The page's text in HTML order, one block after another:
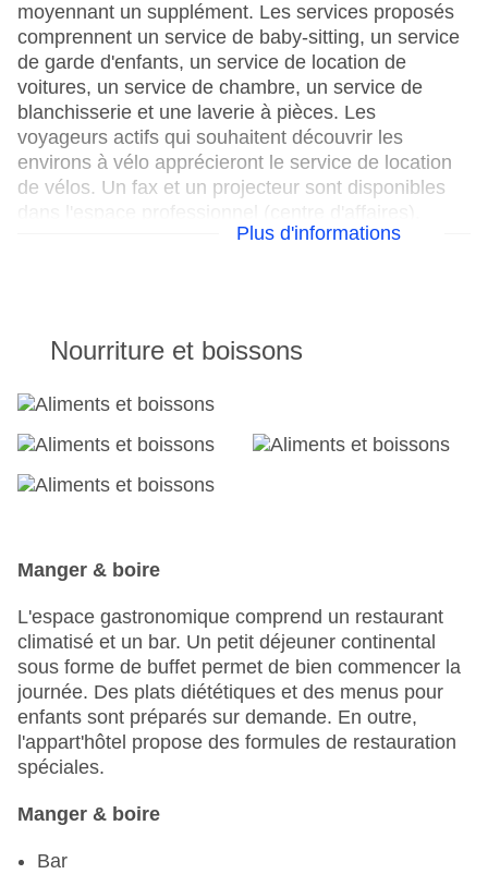
moyennant un supplément. Les services proposés
comprennent un service de baby-sitting, un service
de garde d'enfants, un service de location de
voitures, un service de chambre, un service de
blanchisserie et une laverie à pièces. Les
voyageurs actifs qui souhaitent découvrir les
environs à vélo apprécieront le service de location
de vélos. Un fax et un projecteur sont disponibles
dans l'espace professionnel (centre d'affaires).
Check-in de : 14:00:00
Salle de conférence
Jardin : sans frais
Coffre-fort de l'hôtel
WLAN/WiFi dans l'hôtel
Nombre d'ascenseurs : 4
Service de chambre
Terrasse ensoleillée
Nombre total d'étages : 22
Nombre total de chambres : 403
Piscines:bassin pour enfants, Outdoor piscine,
chaises longues à la piscine
Modes de paiement : American Express, Diners
Club , EC Maestro, Mastercard, Visa
Plus d'informations
Nourriture et boissons
Manger & boire
L'espace gastronomique comprend un restaurant
climatisé et un bar. Un petit déjeuner continental
sous forme de buffet permet de bien commencer la
journée. Des plats diététiques et des menus pour
enfants sont préparés sur demande. En outre,
l'appart'hôtel propose des formules de restauration
spéciales.
Manger & boire
Bar